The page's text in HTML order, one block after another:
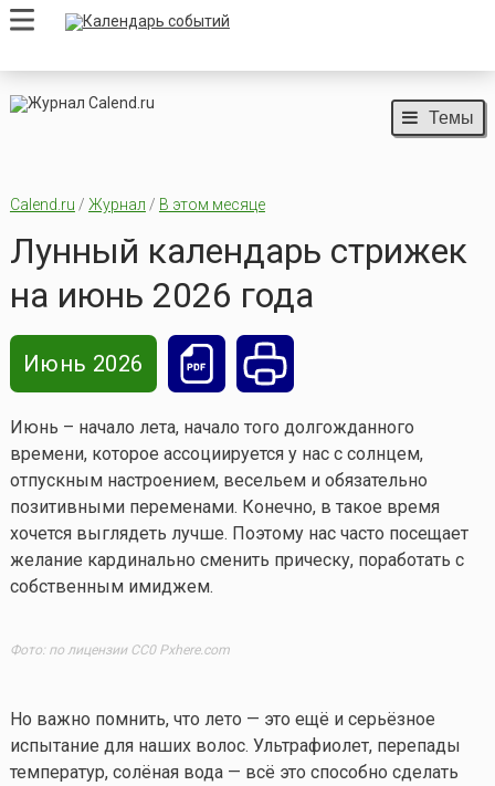
Темы
Calend.ru / Журнал / В этом месяце
Лунный календарь стрижек
на июнь 2026 года
Июнь 2026
Июнь – начало лета, начало того долгожданного
времени, которое ассоциируется у нас с солнцем,
отпускным настроением, весельем и обязательно
позитивными переменами. Конечно, в такое время
хочется выглядеть лучше. Поэтому нас часто посещает
желание кардинально сменить прическу, поработать с
собственным имиджем.
Фото: по лицензии CC0 Pxhere.com
Но важно помнить, что лето — это ещё и серьёзное
испытание для наших волос. Ультрафиолет, перепады
температур, солёная вода — всё это способно сделать